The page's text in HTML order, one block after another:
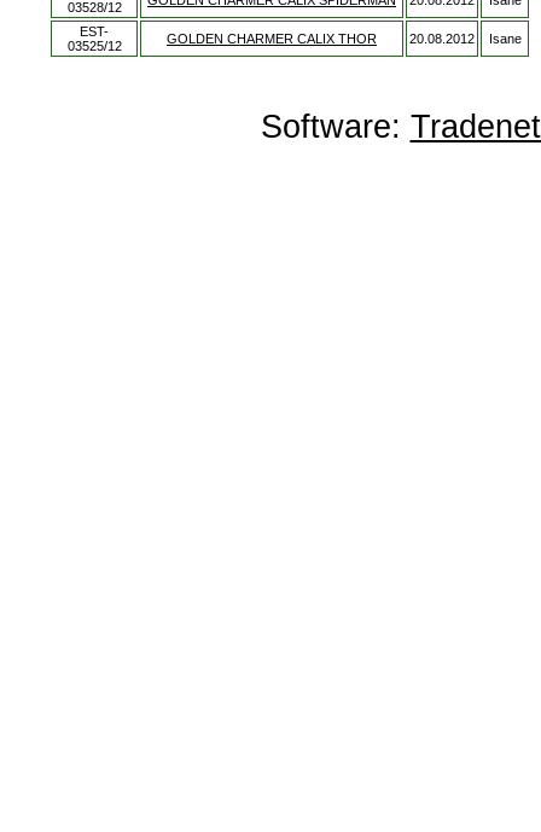
03528/12
EST-
03525/12
GOLDEN CHARMER CALIX THOR 20.08.2012 Isane
Software: